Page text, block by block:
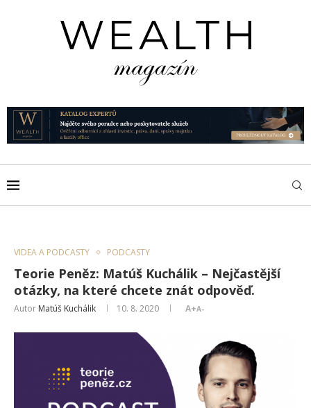
VIDEA A PODCASTY PODCASTY
Teorie Peněz: Matúš Kuchálik – Nejčastější
otázky, na které chcete znát odpověď.
Autor Matúš Kuchálik 10. 8. 2020 A+A-